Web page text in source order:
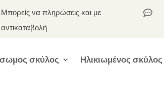
Μπορείς να πληρώσεις και με
αντικαταβολή

σκύλος Ηλικιωμένος σκύλος